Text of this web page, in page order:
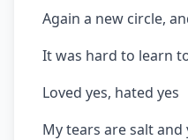
Again a new circle,
It was hard to learn
Loved yes, hated yes
My tears are salt